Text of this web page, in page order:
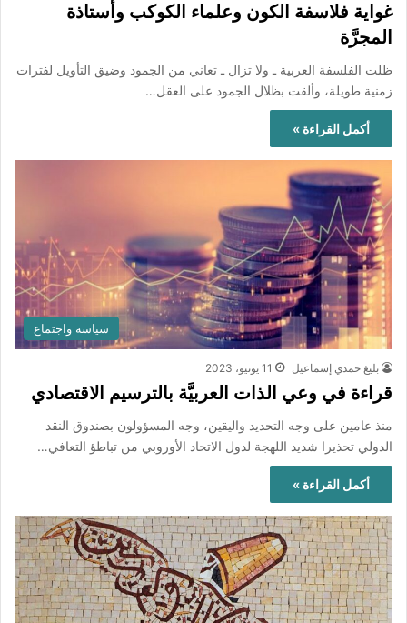
غواية فلاسفة الكون وعلماء الكوكب وأستاذة
المجرَّة
ظلت الفلسفة العربية ـ ولا تزال ـ تعاني من الجمود وضيق التأويل لفترات
زمنية طويلة، وألقت بظلال الجمود على العقل…
أكمل القراءة »
سياسة واجتماع
بليغ حمدي إسماعيل 11 يونيو، 2023
قراءة في وعي الذات العربيَّة بالترسيم الاقتصادي
منذ عامين على وجه التحديد واليقين، وجه المسؤولون بصندوق النقد
الدولي تحذيرا شديد اللهجة لدول الاتحاد الأوروبي من تباطؤ التعافي…
أكمل القراءة »